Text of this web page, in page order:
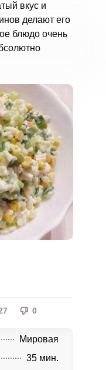
вкус и
делают его
блюдо очень
0
Мировая
35 мин.